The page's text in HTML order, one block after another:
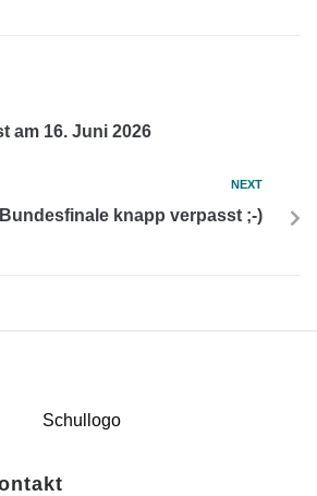
am 16. Juni 2026
NEXT
Bundesfinale knapp verpasst ;-)